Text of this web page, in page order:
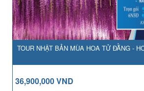
TOUR NHẬT BẢN MÙA HOA TỬ ĐẰNG -
36,900,000 VND